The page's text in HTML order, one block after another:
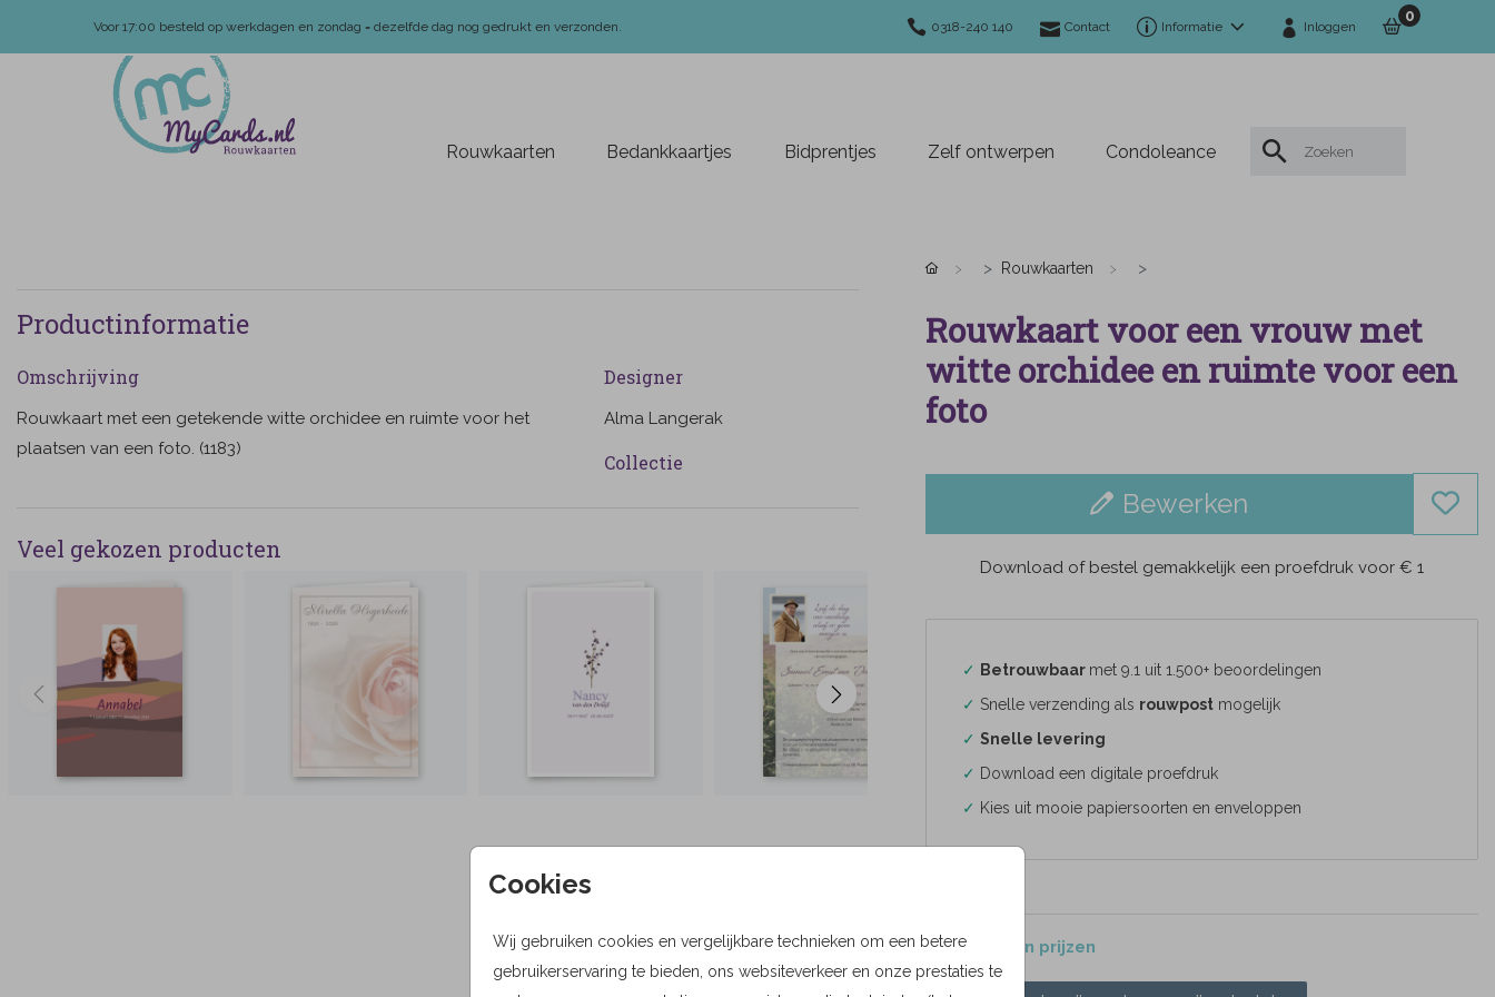
Voor 17:00 besteld op werkdagen en zondag = dezelfde dag nog gedrukt en verzonden. 0318-240 140 Contact Informatie Inloggen
0
Rouwkaarten Bedankkaartjes Bidprentjes Zelf ontwerpen Condoleance
Cookies
Wij gebruiken cookies en vergelijkbare technieken om een betere
gebruikerservaring te bieden, ons websiteverkeer en onze prestaties te
Productinformatie
Omschrijving
Rouwkaart met een getekende witte orchidee en ruimte voor het
plaatsen van een foto. (1183)
Designer
Alma Langerak
Collectie
Veel gekozen producten
Rouwkaarten
Rouwkaart voor een vrouw met
witte orchidee en ruimte voor een
foto
Bewerken
Download of bestel gemakkelijk een proefdruk voor € 1
✓ Betrouwbaar met 9.1 uit 1.500+ beoordelingen
✓ Snelle verzending als rouwpostmogelijk
✓ Snelle levering
✓ Download een digitale proefdruk
✓ Kies uit mooie papiersoorten en enveloppen
Formaten en prijzen